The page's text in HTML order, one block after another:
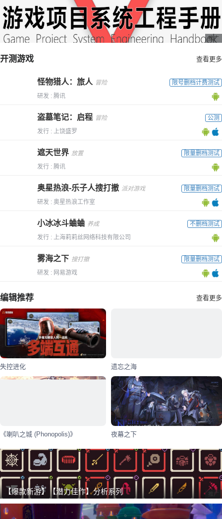
推广
开测游戏 查看更多
怪物猎人：旅人 冒险
限号删档计费测试
研发 : 腾讯
盗墓笔记：启程 冒险
公测
发行 : 上饶盛罗
遮天世界 放置
限量删档测试
发行 : 腾讯
奥星热浪-乐子人搜打撤 派对游戏
限量删档测试
研发 : 奥星热浪工作室
小冰冰斗蛐蛐 养成
不删档测试
发行 : 上海莉莉丝网络科技有限公司
雾海之下 搜打撤
限量删档测试
研发 : 网易游戏
编辑推荐 查看更多
失控进化 遗忘之海
《喇叭之城 (Phonopolis)》 夜幕之下
【爆款新游】【潜力佳作】分析系列 推广